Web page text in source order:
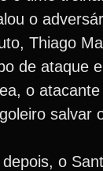
o
Thiago
de ataque
o
salvar
o